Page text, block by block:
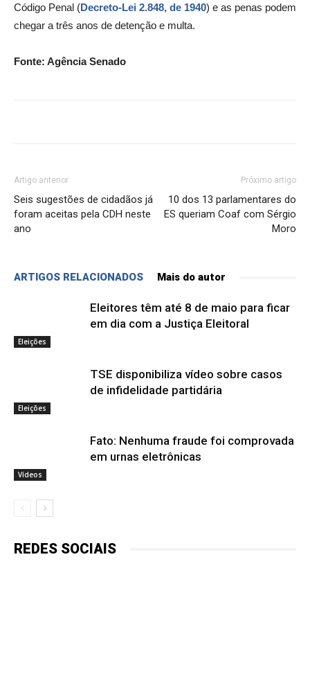
Código Penal (Decreto-Lei 2.848, de 1940) e as penas podem
chegar a três anos de detenção e multa.
Fonte: Agência Senado
Artigo anterior
Seis sugestões de cidadãos já
foram aceitas pela CDH neste
ano
Próximo artigo
10 dos 13 parlamentares do
ES queriam Coaf com Sérgio
Moro
ARTIGOS RELACIONADOS Mais do autor
Eleições
Eleitores têm até 8 de maio para ficar
em dia com a Justiça Eleitoral
Eleições
TSE disponibiliza vídeo sobre casos
de infidelidade partidária
Vídeos
Fato: Nenhuma fraude foi comprovada
em urnas eletrônicas
REDES SOCIAIS